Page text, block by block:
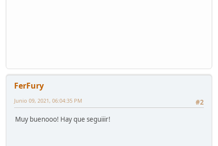
FerFury
#2
Junio 09, 2021, 06:04:35 PM
Muy buenooo! Hay que seguiiir!